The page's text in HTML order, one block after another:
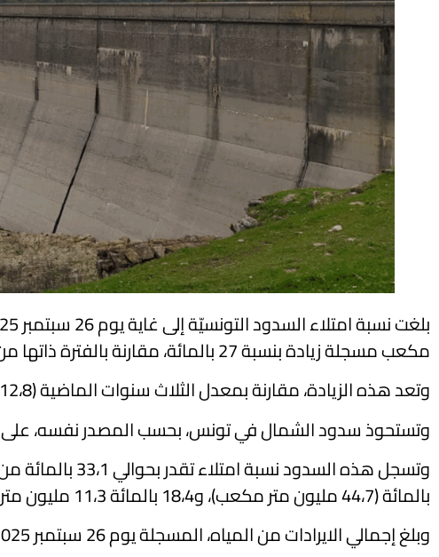
مكعب مسجلة زيادة بنسبة 27 بالمائة، مقارنة بالفترة ذاتها من سنة 2024 وفق معطيات صادرة اليوم السبت عن المرصد الوطني للفلاحة.
وتعد هذه الزيادة، مقارنة بمعدل الثلاث سنوات الماضية (612،8 مليون متر مكعب)، أقلّ أهميّة إذ لم تتجاوز 9،1 بالمائة.
وتستحوذ سدود الشمال في تونس، بحسب المصدر نفسه، على 91،6 بالمائة، من إجمالي المخزون المائي (ما يعادل 613 مليون متر مكعب).
بالمائة (44،7 مليون متر مكعب)، و18،4 بالمائة 11،3 مليون متر مكعب).
وبلغ إجمالي الايرادات من المياه، المسجلة يوم 26 سبتمبر 2025، فقط، ب2،620 مليون متر مكعب، معظمها متأتي من سدود الشمال.